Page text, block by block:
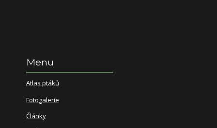
Menu
Atlas ptáků
Fotogalerie
Články